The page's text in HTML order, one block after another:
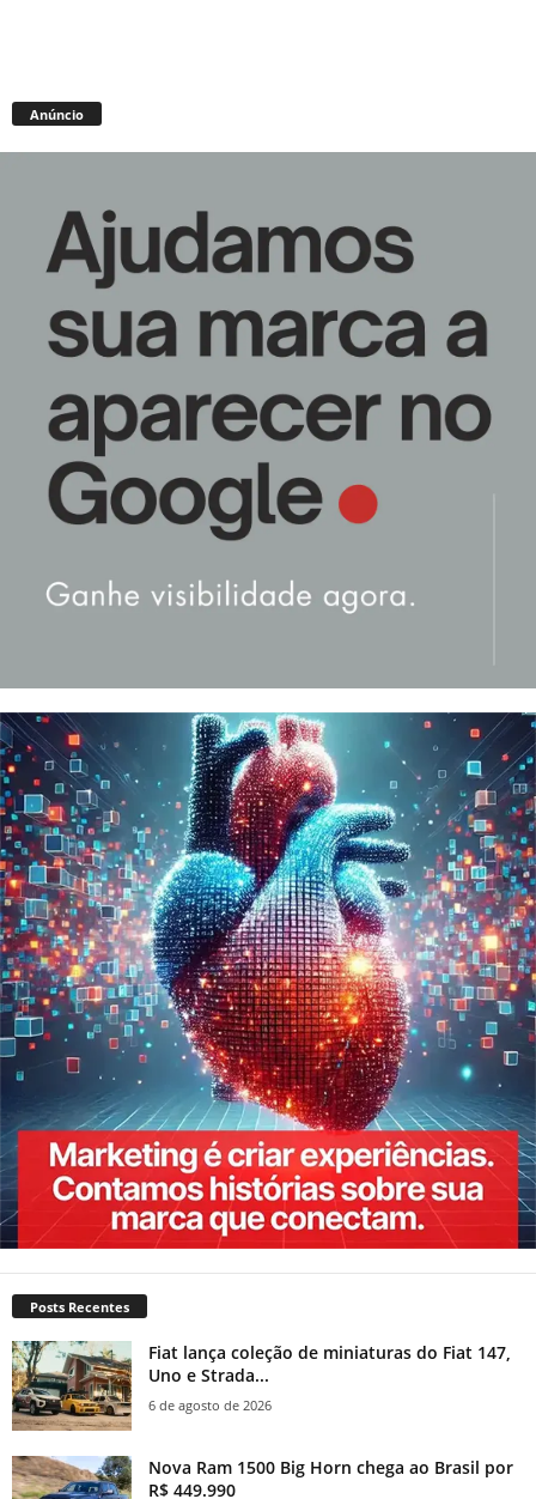
Anúncio
Posts Recentes
Fiat lança coleção de miniaturas do Fiat 147,
Uno e Strada...
6 de agosto de 2026
Nova Ram 1500 Big Horn chega ao Brasil por
R$ 449.990